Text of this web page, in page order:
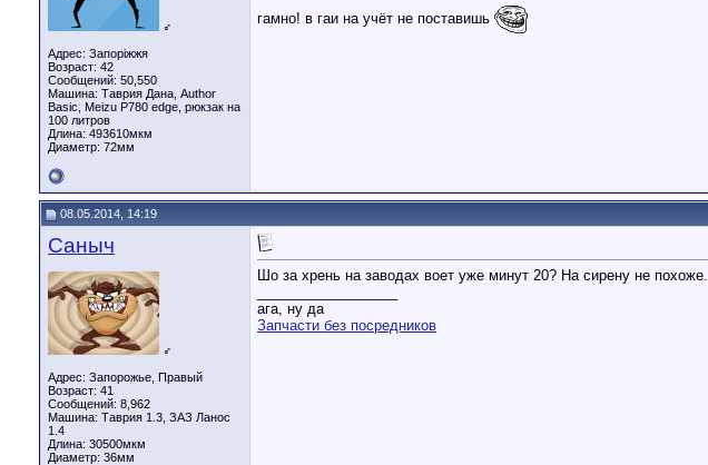
♂
Адрес: Запоріжжя
Возраст: 42
Сообщений: 50,550
Машина: Таврия Дана, Author
Basic, Meizu P780 edge, рюкзак на
100 литров
Длина: 493610мкм
Диаметр: 72мм
гамно! в гаи на учёт не поставишь
08.05.2014, 14:19
Саныч
♂
Адрес: Запорожье, Правый
Возраст: 41
Сообщений: 8,962
Машина: Таврия 1.3, ЗАЗ Ланос
1.4
Длина: 30500мкм
Диаметр: 36мм
Шо за хрень на заводах воет уже минут 20? На сирену не похоже.
ага, ну да
Запчасти без посредников